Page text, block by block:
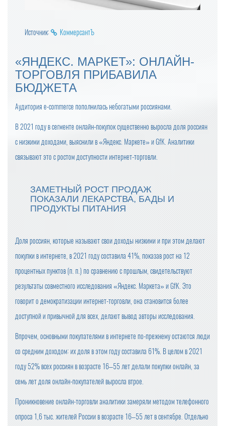
Источник: КоммерсантЪ
«ЯНДЕКС. МАРКЕТ»: ОНЛАЙН-
ТОРГОВЛЯ ПРИБАВИЛА
БЮДЖЕТА
Аудитория e-commerce пополнилась небогатыми россиянами.
В 2021 году в сегменте онлайн-покупок существенно выросла доля россиян
с низкими доходами, выяснили в «Яндекс. Маркете» и GfK. Аналитики
связывают это с ростом доступности интернет-торговли.
ЗАМЕТНЫЙ РОСТ ПРОДАЖ
ПОКАЗАЛИ ЛЕКАРСТВА, БАДЫ И
ПРОДУКТЫ ПИТАНИЯ
Доля россиян, которые называют свои доходы низкими и при этом делают
покупки в интернете, в 2021 году составила 41%, показав рост на 12
процентных пунктов (п. п.) по сравнению с прошлым, свидетельствуют
результаты совместного исследования «Яндекс. Маркета» и GfK. Это
говорит о демократизации интернет-торговли, она становится более
доступной и привычной для всех, делают вывод авторы исследования.
Впрочем, основными покупателями в интернете по-прежнему остаются люди
со средним доходом: их доля в этом году составила 61%. В целом в 2021
году 52% всех россиян в возрасте 16–55 лет делали покупки онлайн, за
семь лет доля онлайн-покупателей выросла втрое.
Проникновение онлайн-торговли аналитики замеряли методом телефонного
опроса 1,6 тыс. жителей России в возрасте 16–55 лет в сентябре. Отдельно